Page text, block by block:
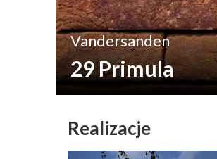
Vandersanden
29 Primula
Realizacje